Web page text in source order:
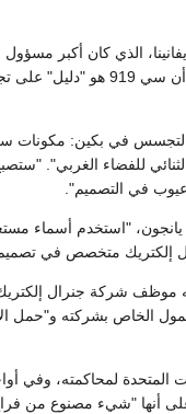
الذي كان أكبر
في أمريكا عندما كشفت وزارة العدل، بداية من عام 2017، عن مخطط معقد
للفضاء الغربي".
"استخدم أسماء
متخصص في تصميم
موظف شركة جنرال
الخاص بشركته و"حمل
20 عامًا بتهمة التجسس. وأشار متحدث باسم وزارة الخارجية الصينية إلى التهم الموجهة